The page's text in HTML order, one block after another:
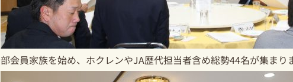
部会員家族を始め、ホクレンやJA歴代担当者含め総勢44名が集まり